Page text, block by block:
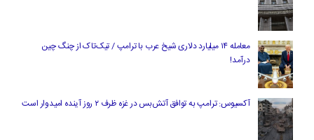
معامله ۱۴ میلیارد دلاری شیخ عرب با ترامپ / تیک‌تاک از چنگ چین
درآمد!
آکسیوس: ترامپ به توافق آتش‌بس در غزه ظرف ۲ روز آینده امیدوار است